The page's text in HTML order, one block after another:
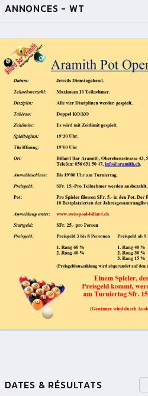
ANNONCES - WT
DATES & RÉSULTATS